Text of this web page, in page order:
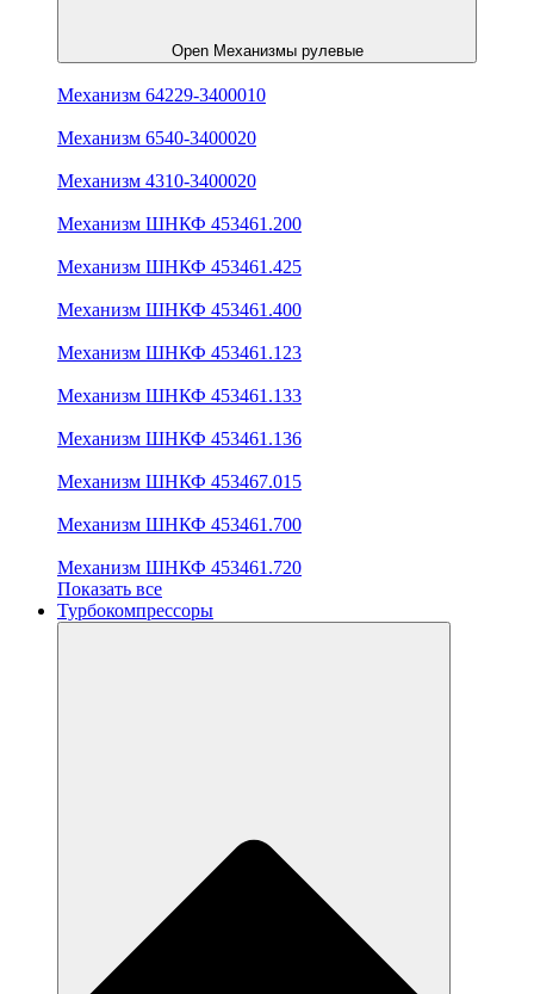
Open Механизмы рулевые
Механизм 64229-3400010
Механизм 6540-3400020
Механизм 4310-3400020
Механизм ШНКФ 453461.200
Механизм ШНКФ 453461.425
Механизм ШНКФ 453461.400
Механизм ШНКФ 453461.123
Механизм ШНКФ 453461.133
Механизм ШНКФ 453461.136
Механизм ШНКФ 453467.015
Механизм ШНКФ 453461.700
Механизм ШНКФ 453461.720
Показать все
Турбокомпрессоры